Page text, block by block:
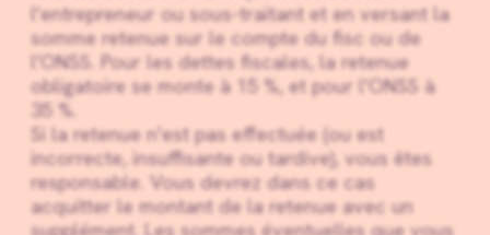
l'entrepreneur ou sous-traitant et en versant la
somme retenue sur le compte du fisc ou de
l'ONSS. Pour les dettes fiscales, la retenue
obligatoire se monte à 15 %, et pour l'ONSS à
35 %.
Si la retenue n'est pas effectuée (ou est
incorrecte, insuffisante ou tardive), vous êtes
responsable. Vous devrez dans ce cas
acquitter le montant de la retenue avec un